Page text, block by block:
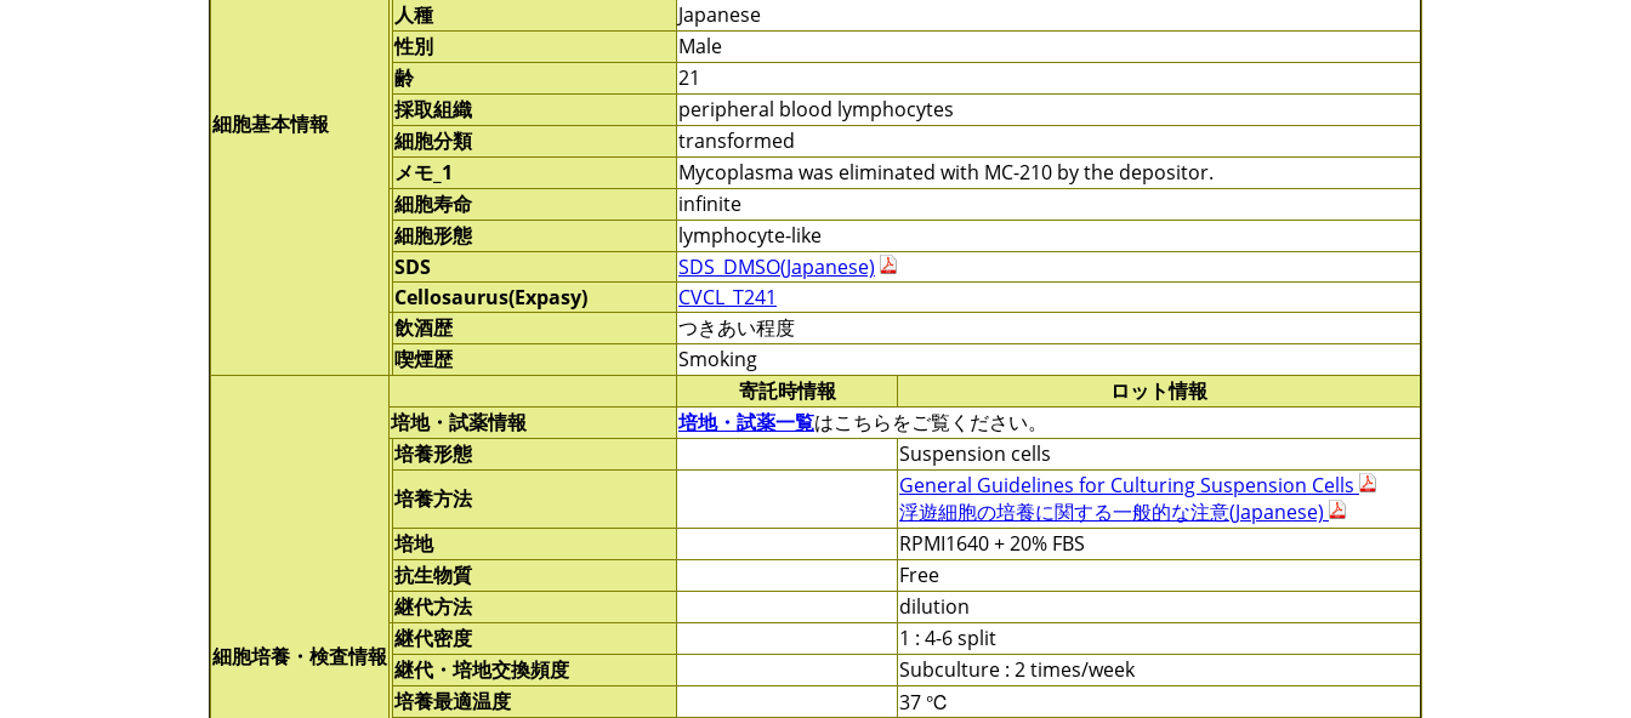
細胞基本情報
人種
Japanese
性別
Male
齢
21
採取組織
peripheral blood lymphocytes
細胞分類
transformed
メモ_1
Mycoplasma was eliminated with MC-210 by the depositor.
細胞寿命
infinite
細胞形態
lymphocyte-like
SDS
SDS_DMSO(Japanese)
Cellosaurus(Expasy)
CVCL_T241
飲酒歴
つきあい程度
喫煙歴
Smoking
細胞培養・検査情報
寄託時情報
ロット情報
培地・試薬情報
培地・試薬一覧はこちらをご覧ください。
培養形態
Suspension cells
培養方法
General Guidelines for Culturing Suspension Cells
浮遊細胞の培養に関する一般的な注意(Japanese)
培地
RPMI1640 + 20% FBS
抗生物質
Free
継代方法
dilution
継代密度
1 : 4-6 split
継代・培地交換頻度
Subculture : 2 times/week
培養最適温度
37 ℃